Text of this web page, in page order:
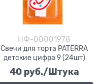
НФ-00001978
Свечи для торта PATERRA
детские цифра 9 (24шт)
40 руб./Штука